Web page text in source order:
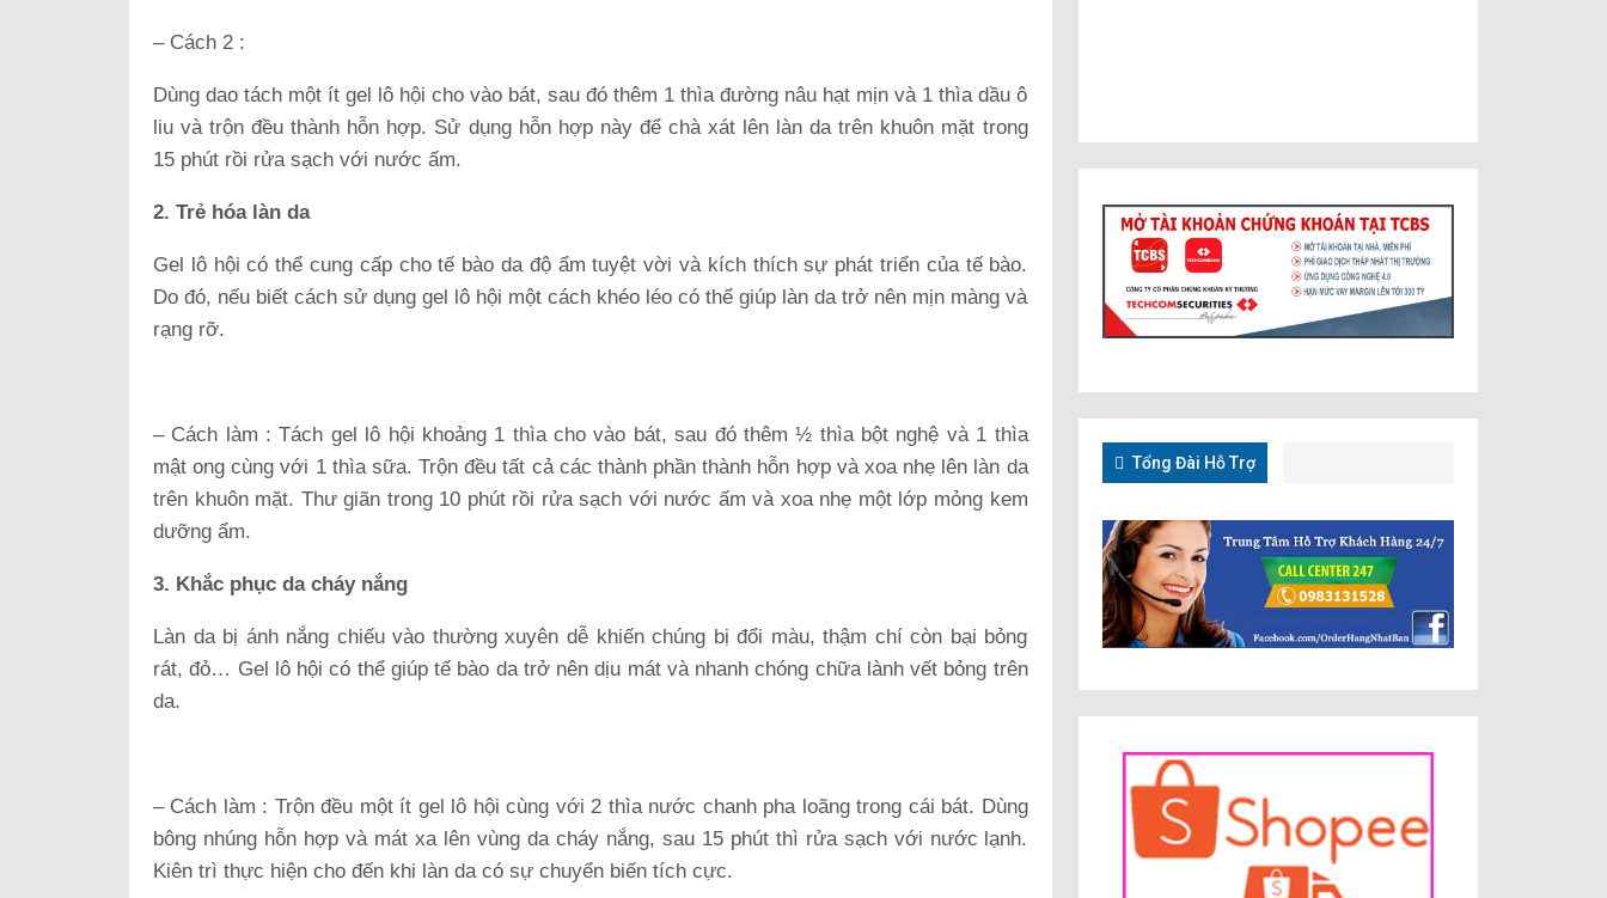
– Cách 2 :
Dùng dao tách một ít gel lô hội cho vào bát, sau đó thêm 1 thìa đường nâu hạt mịn và 1 thìa dầu ô
liu và trộn đều thành hỗn hợp. Sử dụng hỗn hợp này để chà xát lên làn da trên khuôn mặt trong
15 phút rồi rửa sạch với nước ấm.
2. Trẻ hóa làn da
Gel lô hội có thể cung cấp cho tế bào da độ ẩm tuyệt vời và kích thích sự phát triển của tế bào.
Do đó, nếu biết cách sử dụng gel lô hội một cách khéo léo có thể giúp làn da trở nên mịn màng và
rạng rỡ.
– Cách làm : Tách gel lô hội khoảng 1 thìa cho vào bát, sau đó thêm ½ thìa bột nghệ và 1 thìa
mật ong cùng với 1 thìa sữa. Trộn đều tất cả các thành phần thành hỗn hợp và xoa nhẹ lên làn da
trên khuôn mặt. Thư giãn trong 10 phút rồi rửa sạch với nước ấm và xoa nhẹ một lớp mỏng kem
dưỡng ẩm.
3. Khắc phục da cháy nắng
Làn da bị ánh nắng chiếu vào thường xuyên dễ khiến chúng bị đổi màu, thậm chí còn bại bỏng
rát, đỏ… Gel lô hội có thể giúp tế bào da trở nên dịu mát và nhanh chóng chữa lành vết bỏng trên
da.
– Cách làm : Trộn đều một ít gel lô hội cùng với 2 thìa nước chanh pha loãng trong cái bát. Dùng
bông nhúng hỗn hợp và mát xa lên vùng da cháy nắng, sau 15 phút thì rửa sạch với nước lạnh.
Kiên trì thực hiện cho đến khi làn da có sự chuyển biến tích cực.
Tổng Đài Hỗ Trợ